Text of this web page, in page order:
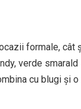
formale, cât
verde
cu blugi și